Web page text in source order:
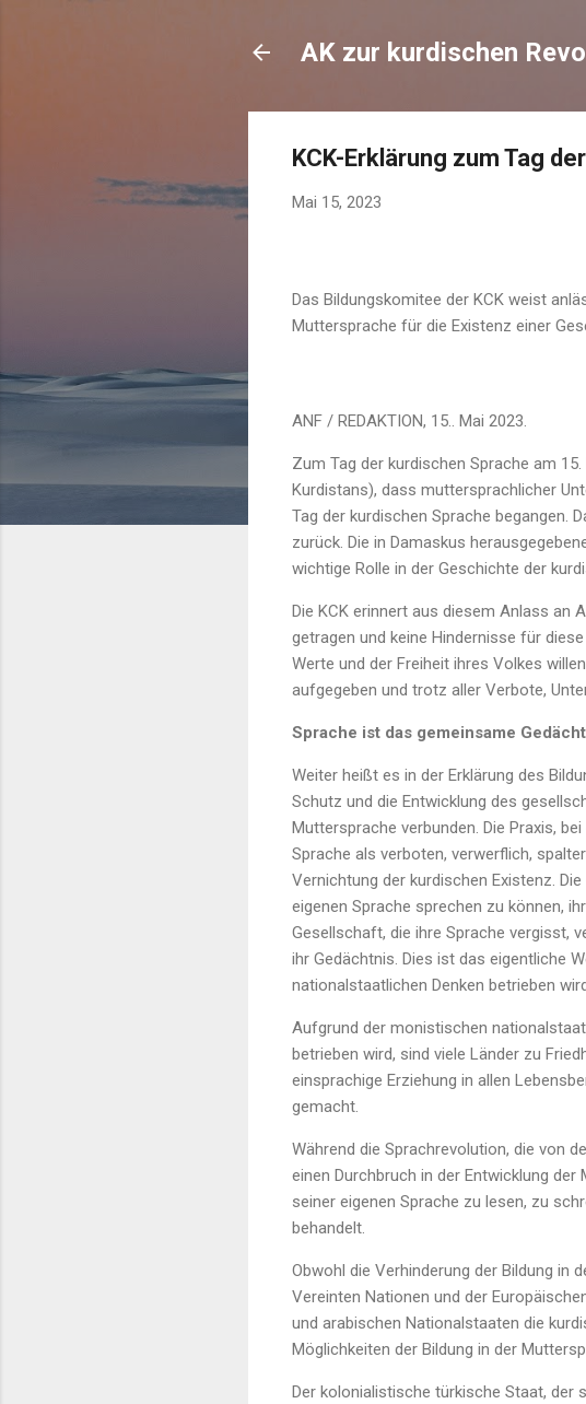
AK zur kurdischen
KCK-Erklärung zum Tag
Mai 15, 2023
Das Bildungskomitee der KCK weist
Muttersprache für die Existenz einer
ANF / REDAKTION, 15.. Mai 2023.
Zum Tag der kurdischen Sprache am
Kurdistans), dass muttersprachlicher
Tag der kurdischen Sprache begangen.
zurück. Die in Damaskus
wichtige Rolle in der Geschichte der
Die KCK erinnert aus diesem Anlass an
getragen und keine Hindernisse für
Werte und der Freiheit ihres Volkes
aufgegeben und trotz aller Verbote,
Sprache ist das gemeinsame
Weiter heißt es in der Erklärung des
Schutz und die Entwicklung des
Muttersprache verbunden. Die Praxis,
Sprache als verboten, verwerflich,
Vernichtung der kurdischen Existenz.
eigenen Sprache sprechen zu können,
Gesellschaft, die ihre Sprache vergisst,
ihr Gedächtnis. Dies ist das eigentliche
nationalstaatlichen Denken betrieben
Aufgrund der monistischen
betrieben wird, sind viele Länder zu
einsprachige Erziehung in allen
gemacht.
Während die Sprachrevolution, die von
einen Durchbruch in der Entwicklung
seiner eigenen Sprache zu lesen, zu
behandelt.
Obwohl die Verhinderung der Bildung in
Vereinten Nationen und der
und arabischen Nationalstaaten die
Möglichkeiten der Bildung in der
Der kolonialistische türkische Staat, der